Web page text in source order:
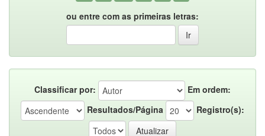
ou entre com as primeiras letras:
Classificar por:
Em ordem:
Resultados/Página
Registro(s):